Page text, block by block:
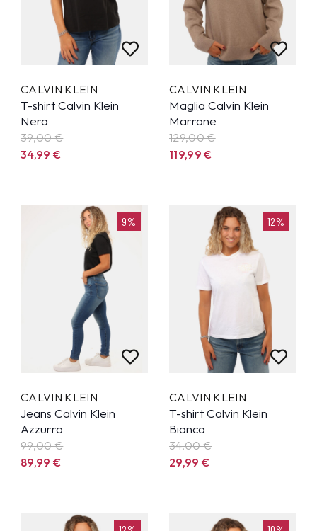
CALVIN KLEIN
T-shirt Calvin Klein
Nera
39,00 €
34,99€
CALVIN KLEIN
Maglia Calvin Klein
Marrone
129,00 €
119,99€
9%
CALVIN KLEIN
Jeans Calvin Klein
Azzurro
99,00 €
89,99€
12%
CALVIN KLEIN
T-shirt Calvin Klein
Bianca
34,00 €
29,99€